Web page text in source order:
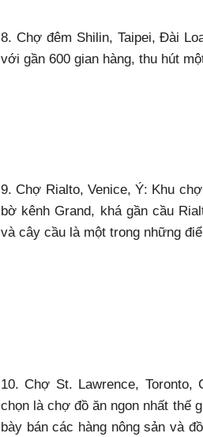
8. Chợ đêm Shilin, Taipei, Đài
với gần 600 gian hàng, thu hút
9. Chợ Rialto, Venice, Ý: Khu
bờ kênh Grand, khá gần cầu
và cây cầu là một trong những
10. Chợ St. Lawrence,
chọn là chợ đồ ăn ngon nhất thế
bày bán các hàng nông sản và